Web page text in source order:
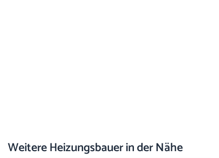
Weitere Heizungsbauer in der Nähe